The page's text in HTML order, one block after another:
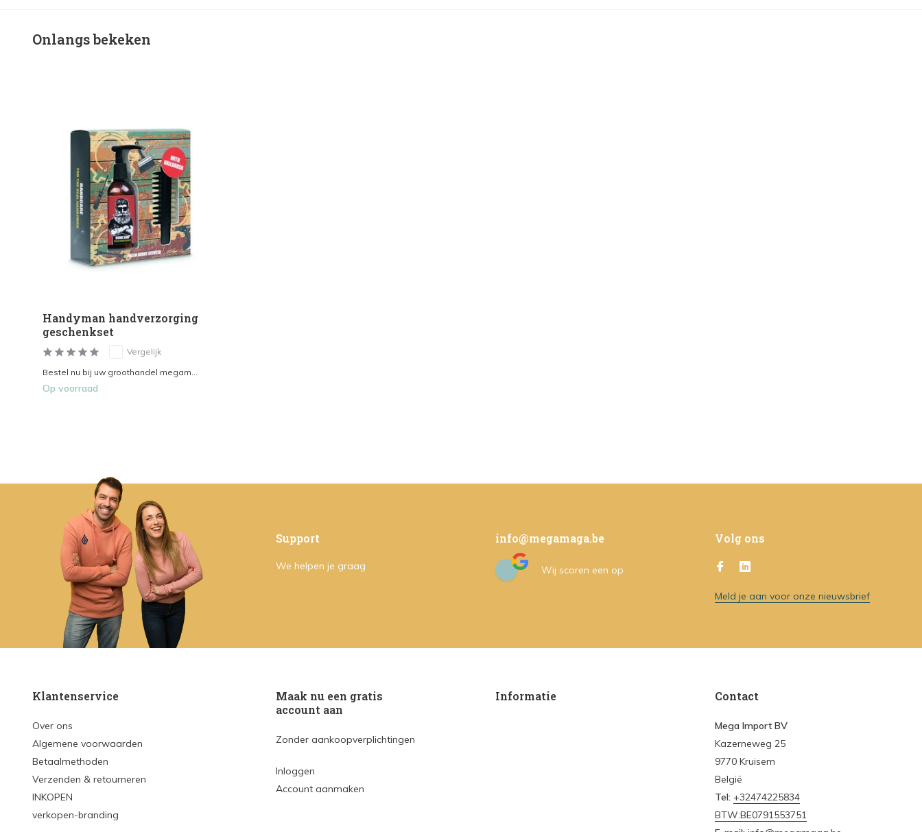
Onlangs bekeken
Handyman handverzorging
geschenkset
Vergelijk
Bestel nu bij uw groothandel megam...
Op voorraad
Support
We helpen je graag
info@megamaga.be
Wij scoren een op
Volg ons
Meld je aan voor onze nieuwsbrief
Klantenservice
Over ons
Algemene voorwaarden
Betaalmethoden
Verzenden & retourneren
INKOPEN
verkopen-branding
Maak nu een gratis
account aan
Zonder aankoopverplichtingen
Inloggen
Account aanmaken
Informatie Contact
Mega Import BV
Kazerneweg 25
9770 Kruisem
België
Tel: +32474225834
BTW:BE0791553751